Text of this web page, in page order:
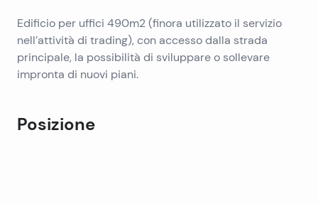
Edificio per uffici 490m2 (finora utilizzato il servizio
nell’attività di trading), con accesso dalla strada
principale, la possibilità di sviluppare o sollevare
impronta di nuovi piani.
Posizione